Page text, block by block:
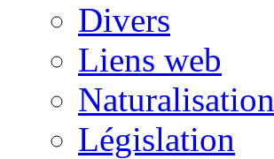
Divers
Liens web
Naturalisation
Législation